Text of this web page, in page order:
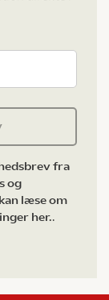
fra
og
læse om
her..